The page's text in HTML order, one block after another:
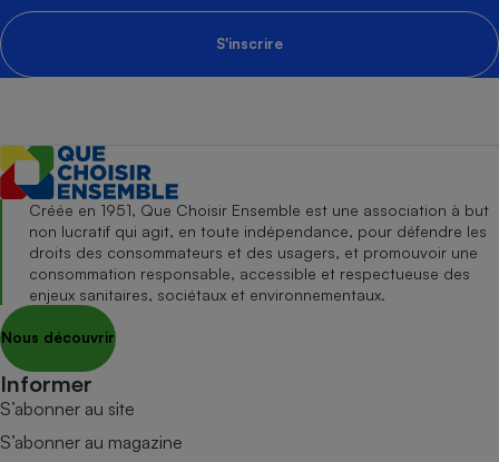
S'inscrire
Créée en 1951, Que Choisir Ensemble est une association à but
non lucratif qui agit, en toute indépendance, pour défendre les
droits des consommateurs et des usagers, et promouvoir une
consommation responsable, accessible et respectueuse des
enjeux sanitaires, sociétaux et environnementaux.
Nous découvrir
Informer
S’abonner au site
S’abonner au magazine